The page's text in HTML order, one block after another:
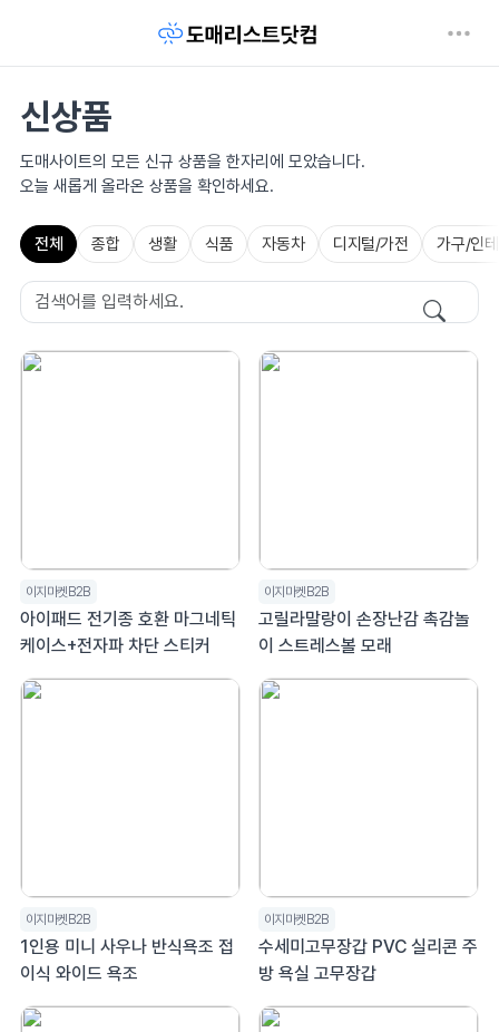
신상품
도매사이트의 모든 신규 상품을 한자리에 모았습니다.
오늘 새롭게 올라온 상품을 확인하세요.
전체 종합 생활 식품 자동차 디지털/가전 가구/인
이지마켓B2B
아이패드 전기종 호환 마그네틱
케이스+전자파 차단 스티커
이지마켓B2B
고릴라말랑이 손장난감 촉감놀
이 스트레스볼 모래
이지마켓B2B
1인용 미니 사우나 반식욕조 접
이식 와이드 욕조
이지마켓B2B
수세미고무장갑 PVC 실리콘 주
방 욕실 고무장갑